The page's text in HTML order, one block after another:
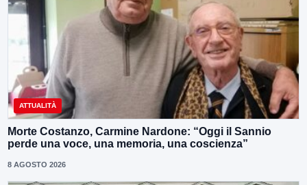
ATTUALITÀ
Morte Costanzo, Carmine Nardone: “Oggi il Sannio
perde una voce, una memoria, una coscienza”
8 AGOSTO 2026